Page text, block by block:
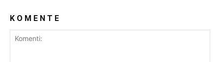
K O M E N T E